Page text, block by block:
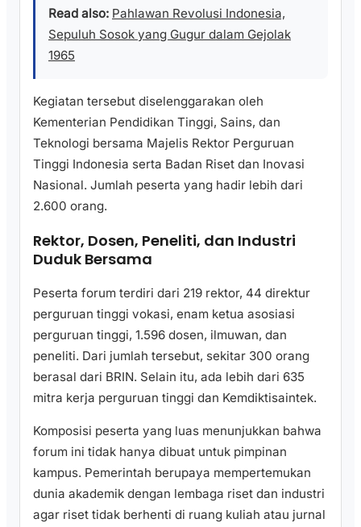
Read also: Pahlawan Revolusi Indonesia,
Sepuluh Sosok yang Gugur dalam Gejolak
1965
Kegiatan tersebut diselenggarakan oleh
Kementerian Pendidikan Tinggi, Sains, dan
Teknologi bersama Majelis Rektor Perguruan
Tinggi Indonesia serta Badan Riset dan Inovasi
Nasional. Jumlah peserta yang hadir lebih dari
2.600 orang.
Rektor, Dosen, Peneliti, dan Industri
Duduk Bersama
Peserta forum terdiri dari 219 rektor, 44 direktur
perguruan tinggi vokasi, enam ketua asosiasi
perguruan tinggi, 1.596 dosen, ilmuwan, dan
peneliti. Dari jumlah tersebut, sekitar 300 orang
berasal dari BRIN. Selain itu, ada lebih dari 635
mitra kerja perguruan tinggi dan Kemdiktisaintek.
Komposisi peserta yang luas menunjukkan bahwa
forum ini tidak hanya dibuat untuk pimpinan
kampus. Pemerintah berupaya mempertemukan
dunia akademik dengan lembaga riset dan industri
agar riset tidak berhenti di ruang kuliah atau jurnal